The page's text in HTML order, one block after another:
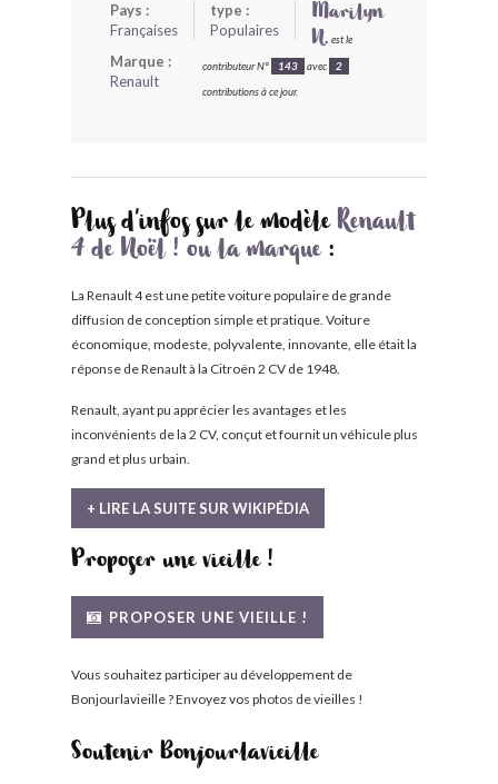
Pays :
Françaises
type :
Populaires
Marque :
Renault
Marilyn
N. est le
contributeur N° 143 avec 2
contributions à ce jour.
Plus d'infos sur le modèle Renault
4 de Noël ! ou la marque:
La Renault 4 est une petite voiture populaire de grande
diffusion de conception simple et pratique. Voiture
économique, modeste, polyvalente, innovante, elle était la
réponse de Renault à la Citroën 2 CV de 1948.
Renault, ayant pu apprécier les avantages et les
inconvénients de la 2 CV, conçut et fournit un véhicule plus
grand et plus urbain.
+ LIRE LA SUITE SUR WIKIPÉDIA
Proposer une vieille !
PROPOSER UNE VIEILLE !
Vous souhaitez participer au développement de
Bonjourlavieille ? Envoyez vos photos de vieilles !
Soutenir Bonjourlavieille